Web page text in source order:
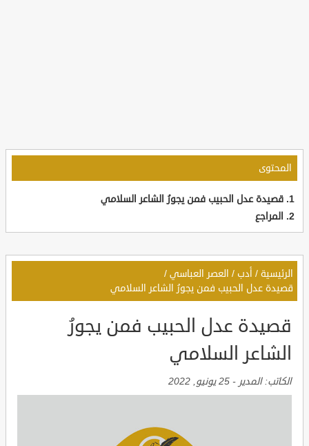
المحتوى
قصيدة عدل الحبيب فمن يجورُ الشاعر السلامي
المراجع
الرئيسية / أدب / العصر العباسي /
قصيدة عدل الحبيب فمن يجورُ الشاعر السلامي
قصيدة عدل الحبيب فمن يجورُ
الشاعر السلامي
الكاتب:المدير - 25 يونيو, 2022